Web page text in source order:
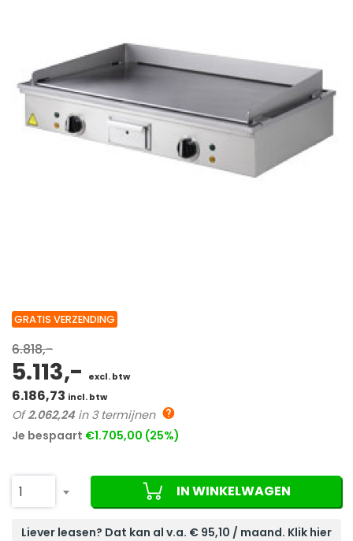
GRATIS VERZENDING
6.818,-
5.113,- excl. btw
6.186,73 incl. btw
Of2.062,24 in 3 termijnen
Je bespaart €1.705,00 (25%)
1 IN WINKELWAGEN
Liever leasen? Dat kan al v.a. € 95,10 / maand. Klik hier